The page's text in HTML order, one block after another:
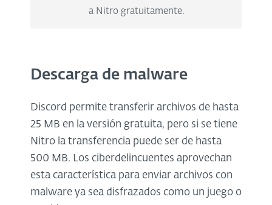
a Nitro gratuitamente.
Descarga de malware
Discord permite transferir archivos de hasta
25 MB en la versión gratuita, pero si se tiene
Nitro la transferencia puede ser de hasta
500 MB. Los ciberdelincuentes aprovechan
esta característica para enviar archivos con
malware ya sea disfrazados como un juego o